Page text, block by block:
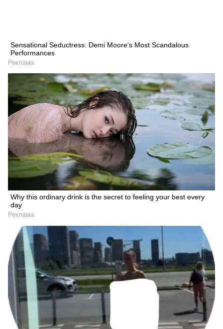
Sensational Seductress: Demi Moore's Most Scandalous
Performances
Реклама
Why this ordinary drink is the secret to feeling your best every
day
Реклама